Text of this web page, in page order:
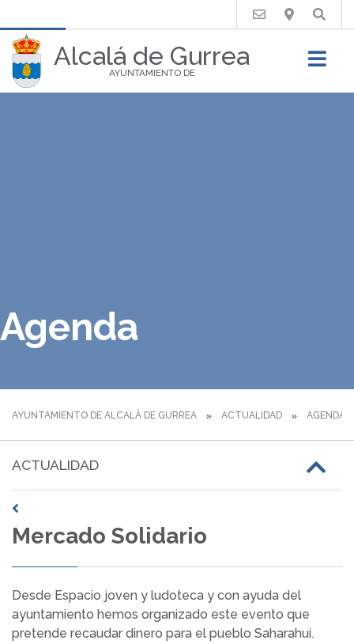
Alcalá de Gurrea
AYUNTAMIENTO DE
Buscar
Agenda
AYUNTAMIENTO DE ALCALÁ DE GURREA ACTUALIDAD AGENDA
ACTUALIDAD
Mercado Solidario
Desde Espacio joven y ludoteca y con ayuda del
ayuntamiento hemos organizado este evento que
pretende recaudar dinero para el pueblo Saharahui.